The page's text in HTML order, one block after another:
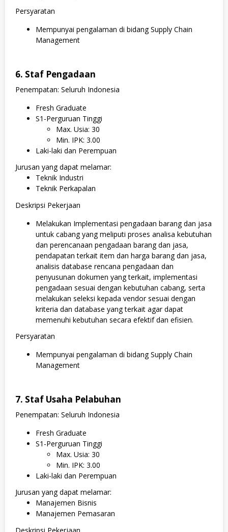
Persyaratan
Mempunyai pengalaman di bidang Supply Chain
Management
6. Staf Pengadaan
Penempatan: Seluruh Indonesia
Fresh Graduate
S1-Perguruan Tinggi
Max. Usia: 30
Min. IPK: 3.00
Laki-laki dan Perempuan
Jurusan yang dapat melamar:
Teknik Industri
Teknik Perkapalan
Deskripsi Pekerjaan
Melakukan Implementasi pengadaan barang dan jasa
untuk cabang yang meliputi proses analisa kebutuhan
dan perencanaan pengadaan barang dan jasa,
pendapatan terkait item dan harga barang dan jasa,
analisis database rencana pengadaan dan
penyusunan dokumen yang terkait, implementasi
pengadaan sesuai dengan kebutuhan cabang, serta
melakukan seleksi kepada vendor sesuai dengan
kriteria dan database yang terkait agar dapat
memenuhi kebutuhan secara efektif dan efisien.
Persyaratan
Mempunyai pengalaman di bidang Supply Chain
Management
7. Staf Usaha Pelabuhan
Penempatan: Seluruh Indonesia
Fresh Graduate
S1-Perguruan Tinggi
Max. Usia: 30
Min. IPK: 3.00
Laki-laki dan Perempuan
Jurusan yang dapat melamar:
Manajemen Bisnis
Manajemen Pemasaran
Deskripsi Pekerjaan